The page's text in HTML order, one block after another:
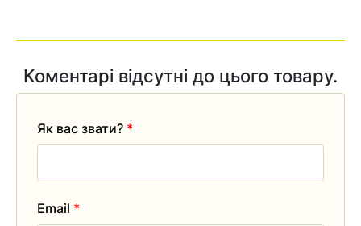
Коментарі відсутні до цього товару.
Як вас звати? *
Email *